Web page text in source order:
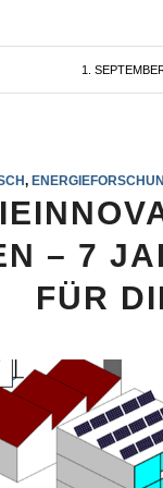
1. /
,
– 7
FÜR